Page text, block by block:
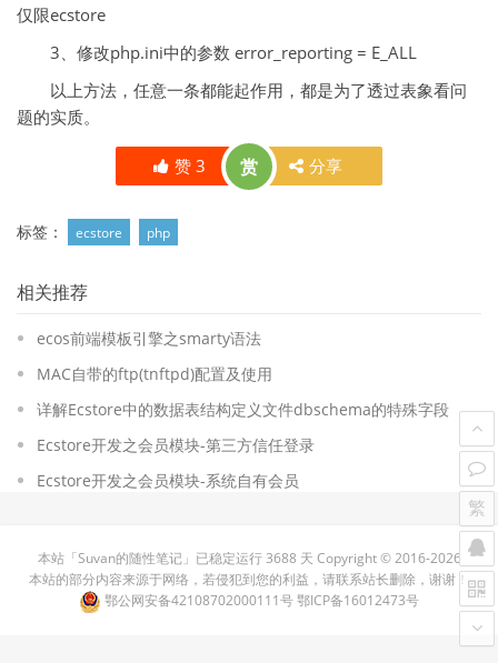
仅限ecstore
3、修改php.ini中的参数 error_reporting = E_ALL
以上方法，任意一条都能起作用，都是为了透过表象看问
题的实质。
赞 3 赏 分享
标签： ecstore php
相关推荐
ecos前端模板引擎之smarty语法
MAC自带的ftp(tnftpd)配置及使用
详解Ecstore中的数据表结构定义文件dbschema的特殊字段
Ecstore开发之会员模块-第三方信任登录
Ecstore开发之会员模块-系统自有会员
本站「Suvan的随性笔记」已稳定运行3688 天 Copyright ©2016-2026
本站的部分内容来源于网络，若侵犯到您的利益，请联系站长删除，谢谢！
鄂公网安备42108702000111号鄂ICP备16012473号
繁